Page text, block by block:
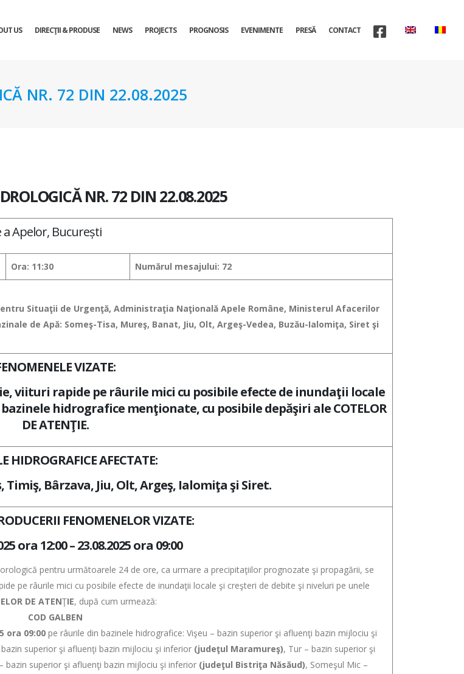
US DIRECŢII & PRODUSE NEWS PROJECTS PROGNOSIS EVENIMENTE PRESĂ CONTACT
NR. 72 DIN 22.08.2025
NR. 72 DIN 22.08.2025
Apelor, București
Ora: 11:30 Numărul mesajului: 72
Situaţii de Urgenţă, Administraţia Naţională Apele Române, Ministerul Afacerilor
de Apă: Someş-Tisa, Mureş, Banat, Jiu, Olt, Argeş-Vedea, Buzău-Ialomiţa, Siret şi
VIZATE:
viituri rapide pe râurile mici cu posibile efecte de inundaţii locale
hidrografice menţionate, cu posibile depăşiri ale COTELOR
DE ATENŢIE.
HIDROGRAFICE AFECTATE:
Timiş, Bârzava, Jiu, Olt, Argeş, Ialomiţa şi Siret.
FENOMENELOR VIZATE:
ora 12:00 – 23.08.2025 ora 09:00
pentru următoarele 24 de ore, ca urmare a precipitaţiilor prognozate şi propagării, se
pe râurile mici cu posibile efecte de inundaţii locale şi creşteri de debite şi niveluri pe unele
DE ATENŢIE, după cum urmează:
COD GALBEN
09:00 pe râurile din bazinele hidrografice: Vişeu – bazin superior şi afluenţi bazin mijlociu şi
superior şi afluenţi bazin mijlociu şi inferior (judeţul Maramureş), Tur – bazin superior şi
bazin superior şi afluenţi bazin mijlociu şi inferior (judeţul Bistriţa Năsăud), Someşul Mic –